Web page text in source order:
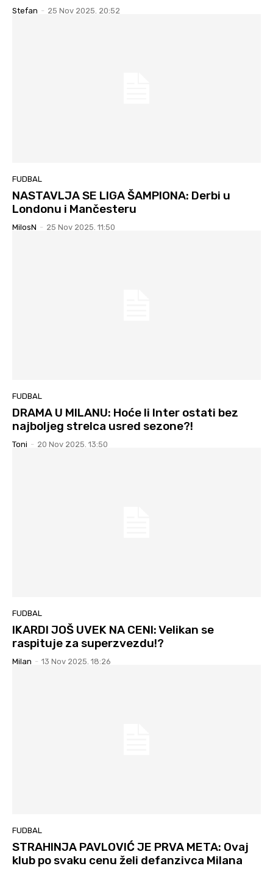
Stefan - 25 Nov 2025. 20:52
FUDBAL
NASTAVLJA SE LIGA ŠAMPIONA: Derbi u
Londonu i Mančesteru
MilosN - 25 Nov 2025. 11:50
FUDBAL
DRAMA U MILANU: Hoće li Inter ostati bez
najboljeg strelca usred sezone?!
Toni - 20 Nov 2025. 13:50
FUDBAL
IKARDI JOŠ UVEK NA CENI: Velikan se
raspituje za superzvezdu!?
Milan - 13 Nov 2025. 18:26
FUDBAL
STRAHINJA PAVLOVIĆ JE PRVA META: Ovaj
klub po svaku cenu želi defanzivca Milana